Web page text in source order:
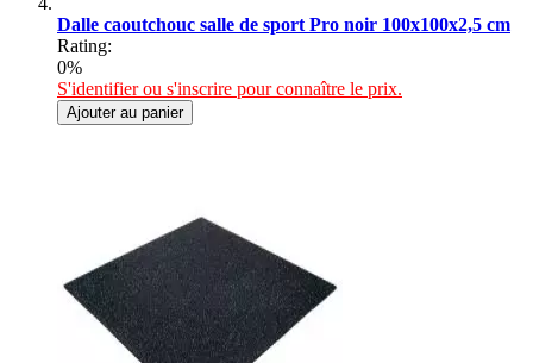
Dalle caoutchouc salle de sport Pro noir 100x100x2,5 cm
Rating:
0%
S'identifier ou s'inscrire pour connaître le prix.
Ajouter au panier